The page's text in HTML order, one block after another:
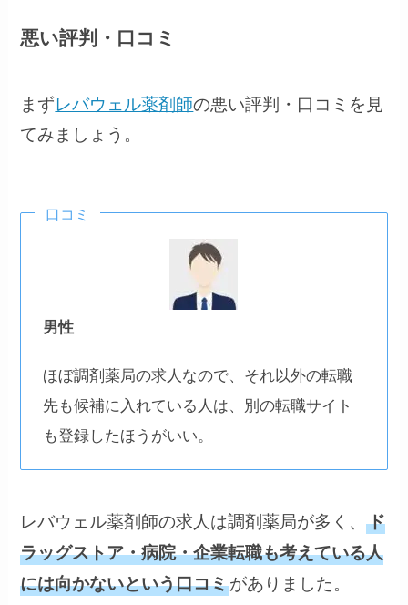
悪い評判・口コミ
まずレバウェル薬剤師の悪い評判・口コミを見
てみましょう。
口コミ
男性
ほぼ調剤薬局の求人なので、それ以外の転職
先も候補に入れている人は、別の転職サイト
も登録したほうがいい。
レバウェル薬剤師の求人は調剤薬局が多く、ド
ラッグストア・病院・企業転職も考えている人
には向かないという口コミがありました。